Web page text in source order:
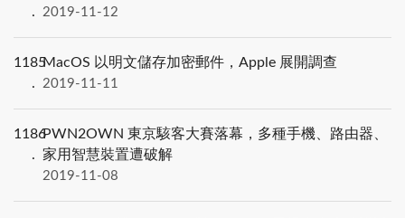
2019-11-12
1185MacOS 以明文儲存加密郵件，Apple 展開調查
2019-11-11
1186PWN2OWN 東京駭客大賽落幕，多種手機、路由器、
家用智慧裝置遭破解
2019-11-08